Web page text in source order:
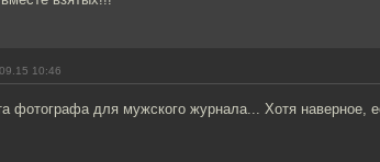
10:46
фотографа для мужского журнала... Хотя наверное,